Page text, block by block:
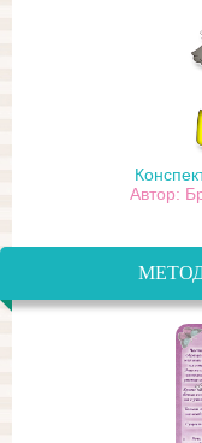
Автор: